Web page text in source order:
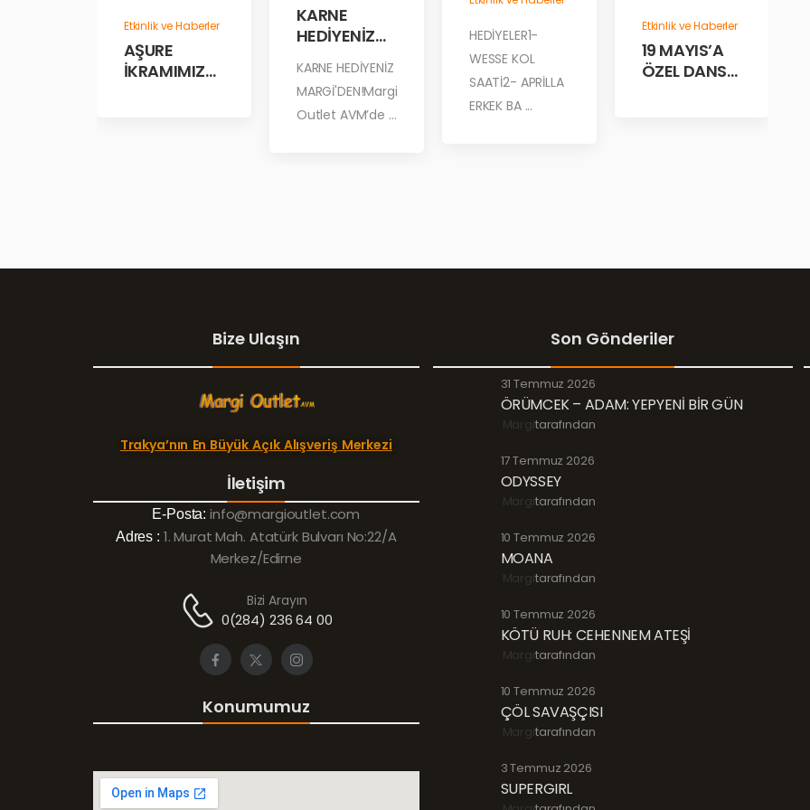
Etkinlik ve Haberler
AŞURE
İKRAMIMIZD
KARNE
HEDİYENİZ
MARGİ’DEN!
KARNE HEDİYENİZ
MARGİ'DEN!Margi
Outlet AVM’de ...
HEDİYELER1-
WESSE KOL
SAATİ2- APRİLLA
ERKEK BA ...
Etkinlik ve Haberler
19 MAYIS’A
ÖZEL DANS
Bize Ulaşın
Trakya’nın En Büyük Açık Alışveriş Merkezi
İletişim
E-Posta: info@margioutlet.com
Adres : 1. Murat Mah. Atatürk Bulvarı No:22/A
Merkez/Edirne
Bizi Arayın
0(284) 236 64 00
Konumumuz
Son Gönderiler
31 Temmuz 2026
ÖRÜMCEK – ADAM: YEPYENİ BİR GÜN
Margitarafından
17 Temmuz 2026
ODYSSEY
Margitarafından
10 Temmuz 2026
MOANA
Margitarafından
10 Temmuz 2026
KÖTÜ RUH: CEHENNEM ATEŞİ
Margitarafından
10 Temmuz 2026
ÇÖL SAVAŞÇISI
Margitarafından
3 Temmuz 2026
SUPERGIRL